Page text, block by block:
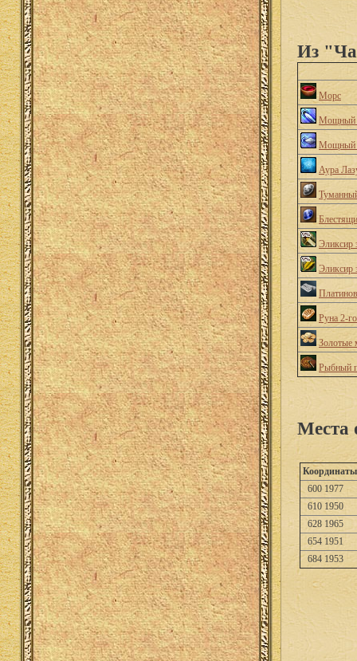
Из
Морс
Мощный
Мощный
Аура
Эликсир
Эликсир
Руна 2-
Золотые
Рыбный
Места
Координаты
600 1977
610 1950
628 1965
654 1951
684 1953